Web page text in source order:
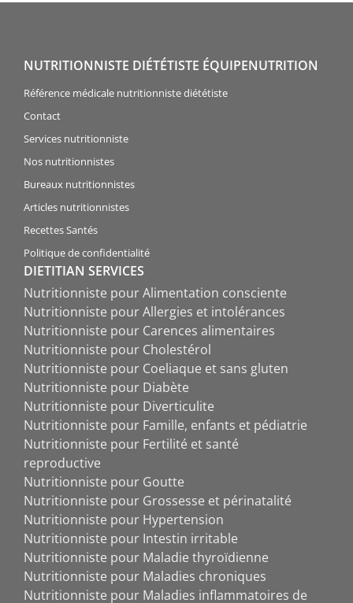
NUTRITIONNISTE DIÉTÉTISTE ÉQUIPENUTRITION
Référence médicale nutritionniste diététiste
Contact
Services nutritionniste
Nos nutritionnistes
Bureaux nutritionnistes
Articles nutritionnistes
Recettes Santés
Politique de confidentialité
DIETITIAN SERVICES
Nutritionniste pour Alimentation consciente
Nutritionniste pour Allergies et intolérances
Nutritionniste pour Carences alimentaires
Nutritionniste pour Cholestérol
Nutritionniste pour Coeliaque et sans gluten
Nutritionniste pour Diabète
Nutritionniste pour Diverticulite
Nutritionniste pour Famille, enfants et pédiatrie
Nutritionniste pour Fertilité et santé
reproductive
Nutritionniste pour Goutte
Nutritionniste pour Grossesse et périnatalité
Nutritionniste pour Hypertension
Nutritionniste pour Intestin irritable
Nutritionniste pour Maladie thyroïdienne
Nutritionniste pour Maladies chroniques
Nutritionniste pour Maladies inflammatoires de